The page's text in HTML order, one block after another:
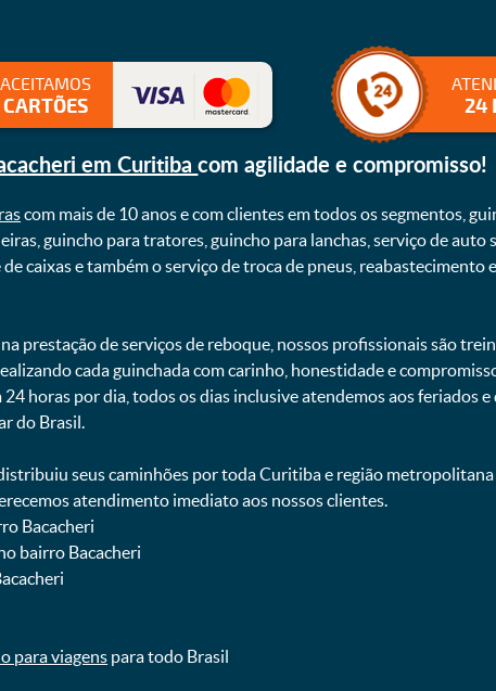
ACEITAMOS
CARTÕES 24
em Curitibacom agilidade e compromisso!
com mais de 10 anos e com clientes em todos os segmentos,
guincho para tratores, guincho para lanchas, serviço de auto
caixas e também o serviço de troca de pneus, reabastecimento
prestação de serviços de reboque, nossos profissionais são
cada guinchada com carinho, honestidade e
24 horas por dia, todos os dias inclusive atendemos aos feriados
do Brasil.
distribuiu seus caminhões por toda Curitiba e região metropolitana
atendimento imediato aos nossos clientes.
Bacacheri
bairro Bacacheri
para viagens para todo Brasil